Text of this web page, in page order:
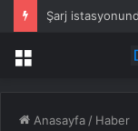
Şarj
Menü
Anasayfa / Haber